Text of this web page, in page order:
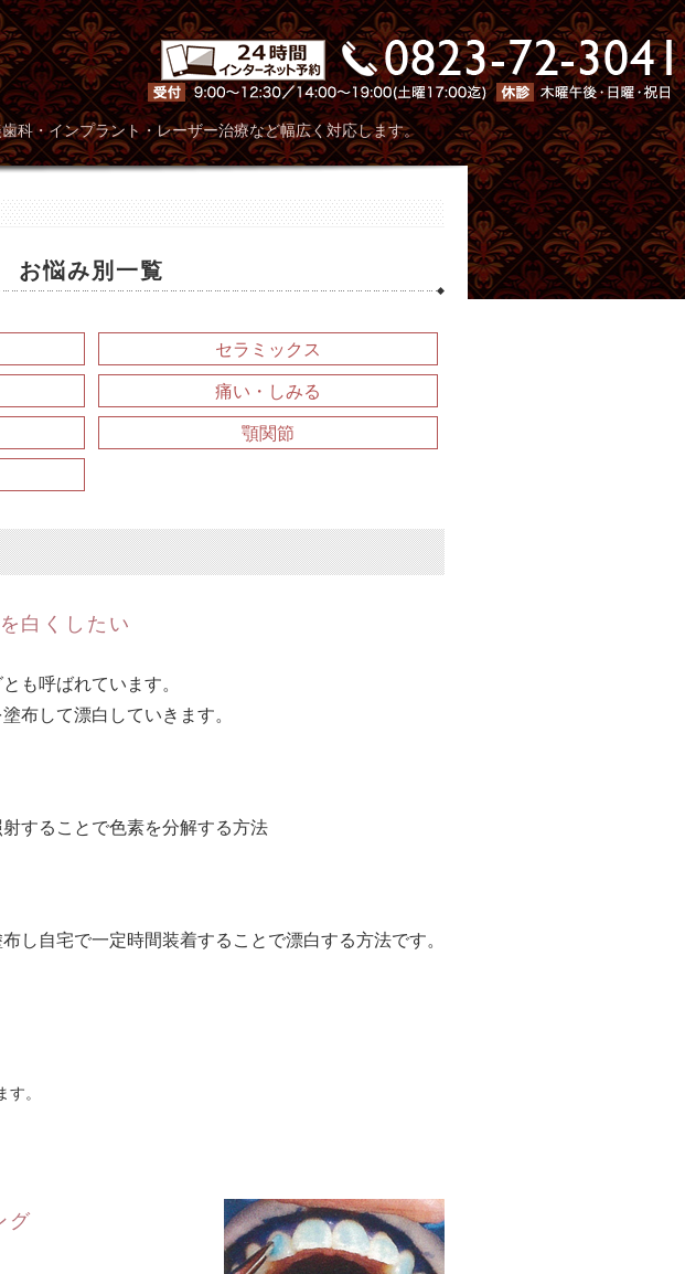
広駅前 小早川歯科口腔外科クリニック
科・インプラント・レーザー治療など幅広く対応します。
お悩み別一覧
セラミックス
痛い・しみる
顎関節
白くしたい
も呼ばれています。
布して漂白していきます。
することで色素を分解する方法
し自宅で一定時間装着することで漂白する方法です。
。
グ